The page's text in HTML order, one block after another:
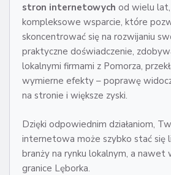
stron internetowych od wielu
kompleksowe wsparcie, które
skoncentrować się na rozwijaniu
praktyczne doświadczenie,
lokalnymi firmami z Pomorza,
wymierne efekty – poprawę
na stronie i większe zyski.
Dzięki odpowiednim działaniom,
internetowa może szybko stać się
branży na rynku lokalnym, a nawet
granice Lęborka.